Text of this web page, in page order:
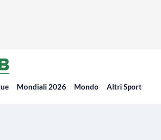
Mondiali 2026 Mondo Altri Sport